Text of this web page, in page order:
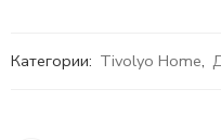
Категории: Tivolyo Home,